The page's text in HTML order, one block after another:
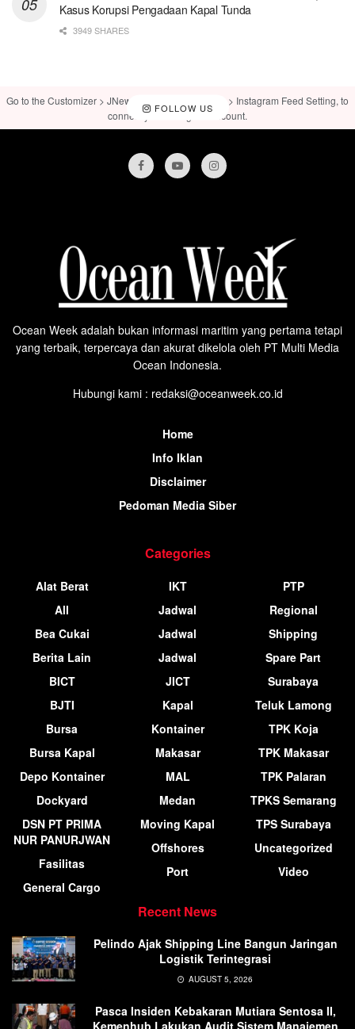
Kasus Korupsi Pengadaan Kapal Tunda
3949 SHARES
FOLLOW US
Go to the Customizer > JNews : Social, Like & View > Instagram Feed Setting, to
connect your Instagram account.
Ocean Week adalah bukan informasi maritim yang pertama tetapi
yang terbaik, terpercaya dan akurat dikelola oleh PT Multi Media
Ocean Indonesia.
Hubungi kami : redaksi@oceanweek.co.id
Home
Info Iklan
Disclaimer
Pedoman Media Siber
Categories
Alat Berat
All
Bea Cukai
Berita Lain
BICT
BJTI
Bursa
Bursa Kapal
Depo Kontainer
Dockyard
DSN PT PRIMA
NUR PANURJWAN
Fasilitas
General Cargo
IKT
Jadwal
Jadwal
Jadwal
JICT
Kapal
Kontainer
Makasar
MAL
Medan
Moving Kapal
Offshores
Port
PTP
Regional
Shipping
Spare Part
Surabaya
Teluk Lamong
TPK Koja
TPK Makasar
TPK Palaran
TPKS Semarang
TPS Surabaya
Uncategorized
Video
Recent News
Pelindo Ajak Shipping Line Bangun Jaringan
Logistik Terintegrasi
AUGUST 5, 2026
Pasca Insiden Kebakaran Mutiara Sentosa II,